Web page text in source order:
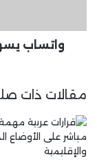
احتياطيًا
واتساب
مقالات ذات